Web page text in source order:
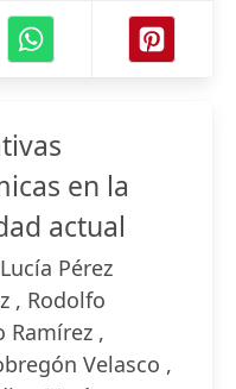
en la
actual
Lucía Pérez
, Rodolfo
Ramírez ,
Velasco ,